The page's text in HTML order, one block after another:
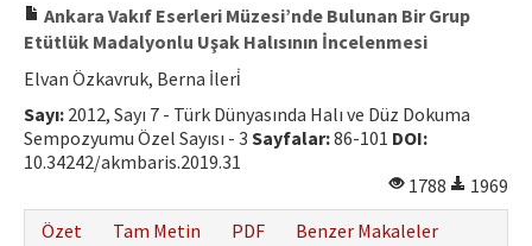
Ankara Vakıf Eserleri Müzesi’nde Bulunan Bir Grup
Etütlük Madalyonlu Uşak Halısının İncelenmesi
Elvan Özkavruk, Berna İleri̇
Sayı: 2012, Sayı 7 - Türk Dünyasında Halı ve Düz Dokuma
Sempozyumu Özel Sayısı - 3 Sayfalar:86-101 DOI:
10.34242/akmbaris.2019.31
1788
1969
Özet
Tam Metin PDF Benzer Makaleler